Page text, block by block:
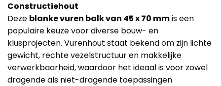
Constructiehout
Deze blanke vuren balk van 45 x 70 mmis een
populaire keuze voor diverse bouw- en
klusprojecten. Vurenhout staat bekend om zijn lichte
gewicht, rechte vezelstructuur en makkelijke
verwerkbaarheid, waardoor het ideaal is voor zowel
dragende als niet-dragende toepassingen